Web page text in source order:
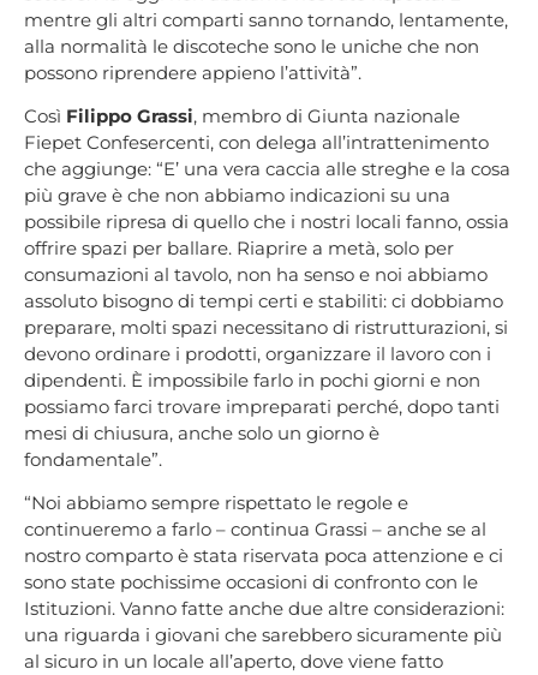
mentre gli altri comparti sanno tornando, lentamente,
alla normalità le discoteche sono le uniche che non
possono riprendere appieno l’attività”.
Così Filippo Grassi, membro di Giunta nazionale
Fiepet Confesercenti, con delega all’intrattenimento
che aggiunge: “E’ una vera caccia alle streghe e la cosa
più grave è che non abbiamo indicazioni su una
possibile ripresa di quello che i nostri locali fanno, ossia
offrire spazi per ballare. Riaprire a metà, solo per
consumazioni al tavolo, non ha senso e noi abbiamo
assoluto bisogno di tempi certi e stabiliti: ci dobbiamo
preparare, molti spazi necessitano di ristrutturazioni, si
devono ordinare i prodotti, organizzare il lavoro con i
dipendenti. È impossibile farlo in pochi giorni e non
possiamo farci trovare impreparati perché, dopo tanti
mesi di chiusura, anche solo un giorno è
fondamentale”.
“Noi abbiamo sempre rispettato le regole e
continueremo a farlo – continua Grassi – anche se al
nostro comparto è stata riservata poca attenzione e ci
sono state pochissime occasioni di confronto con le
Istituzioni. Vanno fatte anche due altre considerazioni:
una riguarda i giovani che sarebbero sicuramente più
al sicuro in un locale all’aperto, dove viene fatto